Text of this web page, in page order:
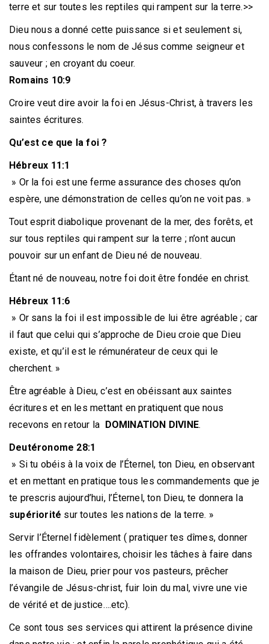
terre et sur toutes les reptiles qui rampent sur la terre.>>
Dieu nous a donné cette puissance si et seulement si,
nous confessons le nom de Jésus comme seigneur et
sauveur ; en croyant du coeur.
Romains 10:9
Croire veut dire avoir la foi en Jésus-Christ, à travers les
saintes écritures.
Qu’est ce que la foi ?
Hébreux 11:1
» Or la foi est une ferme assurance des choses qu’on
espère, une démonstration de celles qu’on ne voit pas. »
Tout esprit diabolique provenant de la mer, des forêts, et
sur tous reptiles qui rampent sur la terre ; n’ont aucun
pouvoir sur un enfant de Dieu né de nouveau.
Étant né de nouveau, notre foi doit être fondée en christ.
Hébreux 11:6
» Or sans la foi il est impossible de lui être agréable ; car
il faut que celui qui s’approche de Dieu croie que Dieu
existe, et qu’il est le rémunérateur de ceux qui le
cherchent. »
Être agréable à Dieu, c’est en obéissant aux saintes
écritures et en les mettant en pratiquent que nous
recevons en retour la DOMINATION DIVINE.
Deutéronome 28:1
» Si tu obéis à la voix de l’Éternel, ton Dieu, en observant
et en mettant en pratique tous les commandements que je
te prescris aujourd’hui, l’Éternel, ton Dieu, te donnera la
supériorité sur toutes les nations de la terre. »
Servir l’Éternel fidèlement ( pratiquer tes dîmes, donner
les offrandes volontaires, choisir les tâches à faire dans
la maison de Dieu, prier pour vos pasteurs, prêcher
l’évangile de Jésus-christ, fuir loin du mal, vivre une vie
de vérité et de justice….etc).
Ce sont tous ses services qui attirent la présence divine